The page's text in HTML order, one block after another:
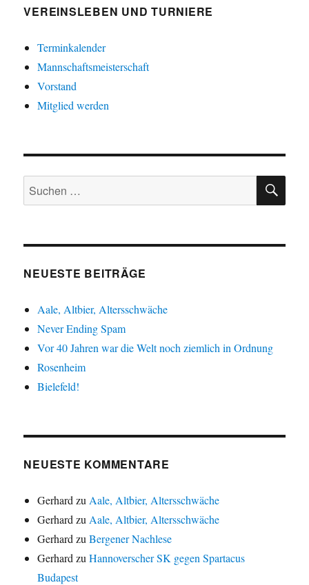
VEREINSLEBEN UND TURNIERE
Terminkalender
Mannschaftsmeisterschaft
Vorstand
Mitglied werden
Suche
nach:
NEUESTE BEITRÄGE
Aale, Altbier, Altersschwäche
Never Ending Spam
Vor 40 Jahren war die Welt noch ziemlich in Ordnung
Rosenheim
Bielefeld!
NEUESTE KOMMENTARE
Gerhard zu Aale, Altbier, Altersschwäche
Gerhard zu Aale, Altbier, Altersschwäche
Gerhard zuBergener Nachlese
Gerhard zuHannoverscher SK gegen Spartacus
Budapest